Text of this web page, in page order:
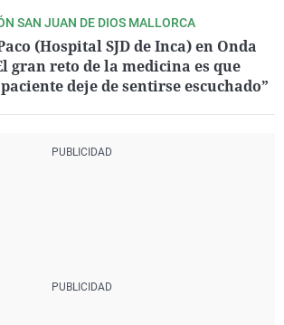
SAN JUAN DE DIOS MALLORCA
(Hospital SJD de Inca) en Onda
gran reto de la medicina es que
deje de sentirse escuchado”